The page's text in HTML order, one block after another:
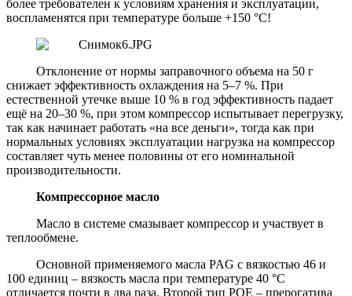
более требователен к условиям хранения и эксплуатации,
воспламенятся при температуре больше +150 °C!
Отклонение от нормы заправочного объема на 50 г
снижает эффективность охлаждения на 5–7 %. При
естественной утечке выше 10 % в год эффективность падает
ещё на 20–30 %, при этом компрессор испытывает перегрузку,
так как начинает работать «на все деньги», тогда как при
нормальных условиях эксплуатации нагрузка на компрессор
составляет чуть менее половины от его номинальной
производительности.
Компрессорное масло
Масло в системе смазывает компрессор и участвует в
теплообмене.
Основной применяемого масла PAG с вязкостью 46 и
100 единиц – вязкость масла при температуре 40 °C
отличается почти в два раза. Второй тип POE – прерогатива